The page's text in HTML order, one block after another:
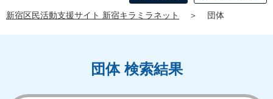
新宿区民活動支援サイト 新宿キラミラネット ＞ 団体
団体 検索結果